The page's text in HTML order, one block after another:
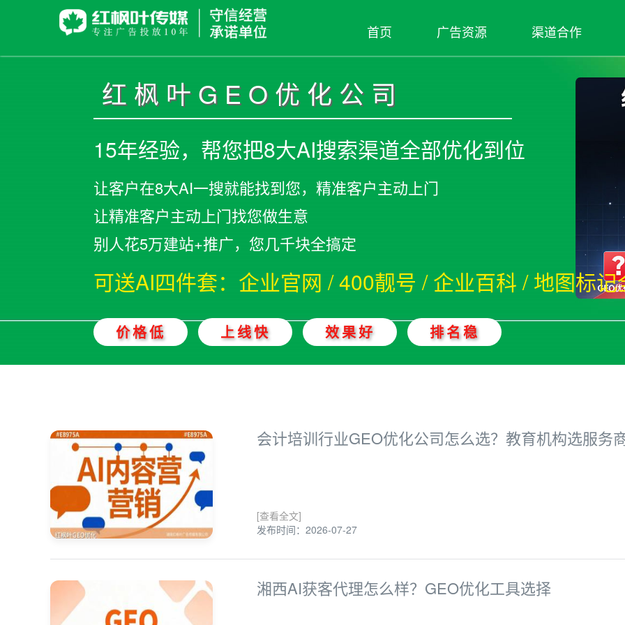
首页 广告资源 渠道合作
红枫叶GEO优化公司
15年经验，帮您把8大AI搜索渠道全部优化到位
让客户在8大AI一搜就能找到您，精准客户主动上门
让精准客户主动上门找您做生意
别人花5万建站+推广，您几千块全搞定
可送AI四件套：企业官网 / 400靓号 / 企业百科 / 地图标记
价格低 上线快 效果好 排名稳
会计培训行业GEO优化公司怎么选？教育机构选服务
[查看全文]
发布时间：2026-07-27
湘西AI获客代理怎么样？GEO优化工具选择